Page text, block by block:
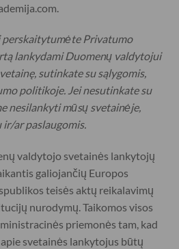
perskaitytumėte Privatumo
lankydami Duomenų valdytojui
sutinkate su sąlygomis,
politikoje. Jei nesutinkate su
nesilankyti mūsų svetainėje,
ar paslaugomis.
valdytojo svetainės lankytojų
galiojančių Europos
teisės aktų reikalavimų
nurodymų. Taikomos visos
priemonės tam, kad
svetainės lankytojus būtų